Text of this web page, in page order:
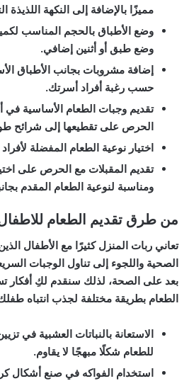
مميزًا بالإضافة إلى النكهة اللذيذة
وضع الأطباق بالحجم المناسب
وضع طبق أو أثنين إضافي.
إضافة مشروبات بجانب الأطباق
حسب رغبة أفراد أسرتك.
تقديم وجبات الطعام الأساسية
الحرص على تقطيعها إلى شرائح
اختيار نوعية الطعام المفضلة
تقديم المقبلات مع الحرص على
ومناسبة لنوعية الطعام المقدم
من طرق تقديم الطعام
تعاني ربات المنزل كثيرًا مع الأطفال
الصحية واللجوء إلى تناول الوجبات
بعد على الصحة، لذلك سنقدم لكِ أفكار
الطعام بطريقة مختلفة لجذب انتباه
الاستعانة بالنباتات العشبية في
للطعام شكلًا مبهجًا لا يقاوم.
استخدام الفواكه في صنع أشكال